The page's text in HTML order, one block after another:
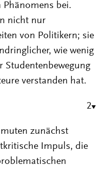
bei.
nicht nur
von Politikern; sie
wie wenig
Studentenbewegung
verstanden hat.
2
zunächst
Impuls, die